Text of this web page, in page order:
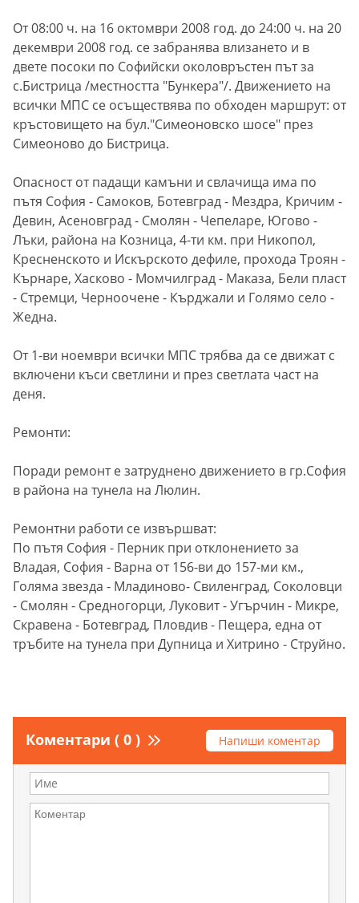
От 08:00 ч. на 16 октомври 2008 год. до 24:00 ч. на 20
декември 2008 год. се забранява влизането и в
двете посоки по Софийски околовръстен път за
с.Бистрица /местността "Бункера"/. Движението на
всички МПС се осъществява по обходен маршрут: от
кръстовището на бул."Симеоновско шосе" през
Симеоново до Бистрица.
Опасност от падащи камъни и свлачища има по
пътя София - Самоков, Ботевград - Мездра, Кричим -
Девин, Асеновград - Смолян - Чепеларе, Югово -
Лъки, района на Козница, 4-ти км. при Никопол,
Кресненското и Искърското дефиле, прохода Троян -
Кърнаре, Хасково - Момчилград - Маказа, Бели пласт
- Стремци, Черноочене - Кърджали и Голямо село -
Жедна.
От 1-ви ноември всички МПС трябва да се движат с
включени къси светлини и през светлата част на
деня.
Ремонти:
Поради ремонт е затруднено движението в гр.София
в района на тунела на Люлин.
Ремонтни работи се извършват:
По пътя София - Перник при отклонението за
Владая, София - Варна от 156-ви до 157-ми км.,
Голяма звезда - Младиново- Свиленград, Соколовци
- Смолян - Средногорци, Луковит - Угърчин - Микре,
Скравена - Ботевград, Пловдив - Пещера, една от
тръбите на тунела при Дупница и Хитрино - Струйно.
Коментари ( 0 ) Напиши коментар